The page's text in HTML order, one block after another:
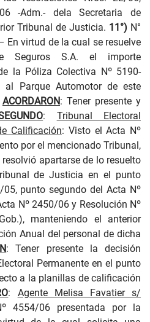
-Adm.- dela Secretaria de
Tribunal de Justicia. 11°) N°
En virtud de la cual se resuelve
S.A. el importe
la Póliza Colectiva Nº 5190-
al Parque Automotor de este
ACORDARON: Tener presente y
: Tribunal Electoral
Calificación: Visto el Acta Nº
por el mencionado Tribunal,
apartarse de lo resuelto
de Justicia en el punto
punto segundo del Acta Nº
Nº 2450/06 y Resolución Nº
manteniendo el anterior
Anual del personal de dicha
: Tener presente la decisión
Permanente en el punto
a la planillas de calificación
: Agente Melisa Favatier s/
4554/06 presentada por la